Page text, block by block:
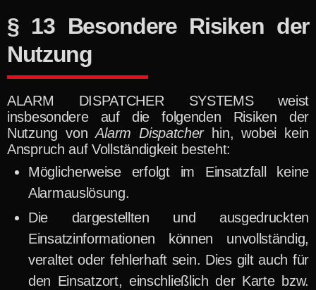
§ 13 Besondere Risiken der
Nutzung
ALARM DISPATCHER SYSTEMS weist
insbesondere auf die folgenden Risiken der
Nutzung vonAlarm Dispatcher hin, wobei kein
Anspruch auf Vollständigkeit besteht:
Möglicherweise erfolgt im Einsatzfall keine
Alarmauslösung.
Die dargestellten und ausgedruckten
Einsatzinformationen können unvollständig,
veraltet oder fehlerhaft sein. Dies gilt auch für
den Einsatzort, einschließlich der Karte bzw.